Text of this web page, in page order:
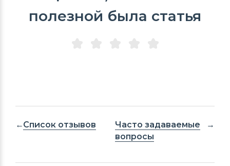
полезной была статья
Список отзывов
Часто задаваемые
вопросы